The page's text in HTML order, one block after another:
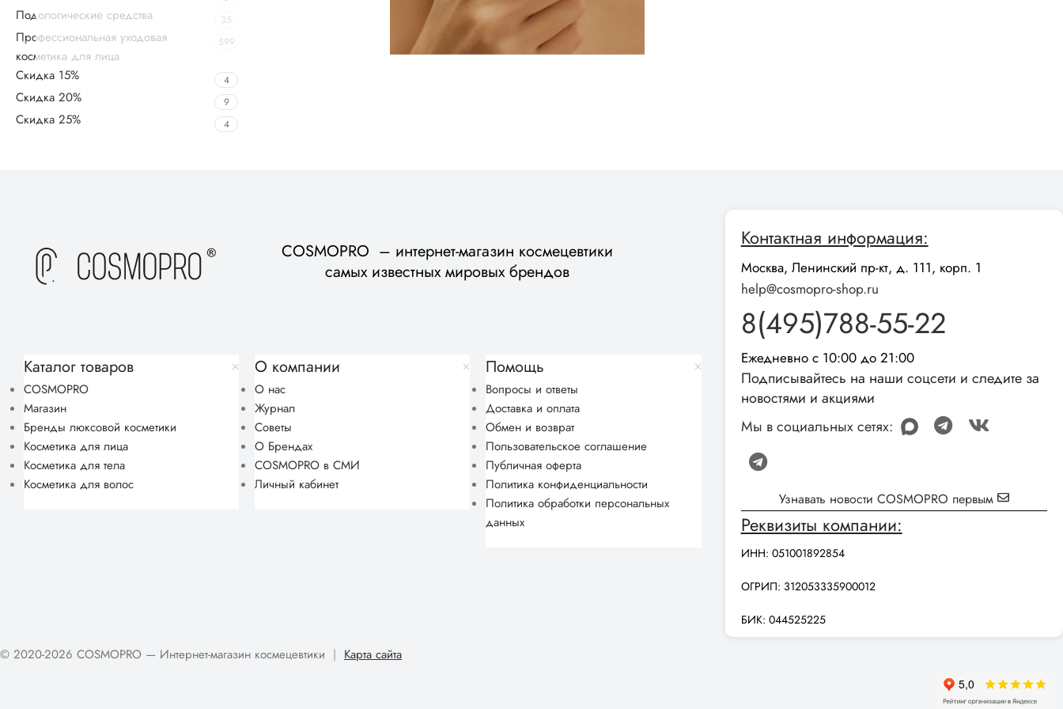
Подологические средства 35
Профессиональная уходовая
косметика для лица
599
Скидка 15% 4
Скидка 20% 9
Скидка 25% 4
COSMOPRO – интернет-магазин космецевтики
самых известных мировых брендов
Каталог товаров
COSMOPRO
Магазин
Бренды люксовой косметики
Косметика для лица
Косметика для тела
Косметика для волос
О компании
О нас
Журнал
Советы
О Брендах
COSMOPRO в СМИ
Личный кабинет
Помощь
Вопросы и ответы
Доставка и оплата
Обмен и возврат
Пользовательское соглашение
Публичная оферта
Политика конфиденциальности
Политика обработки персональных
данных
Контактная информация:
Москва, Ленинский пр-кт, д. 111, корп. 1
help@cosmopro-shop.ru
8(495)788-55-22
Ежедневно с 10:00 до 21:00
Подписывайтесь на наши соцсети и следите за
новостями и акциями
Мы в социальных сетях:
Узнавать новости COSMOPRO первым
Реквизиты компании:
ИНН: 051001892854
ОГРИП: 312053335900012
БИК: 044525225
© 2020-2026 COSMOPRO — Интернет-магазин космецевтики | Карта сайта